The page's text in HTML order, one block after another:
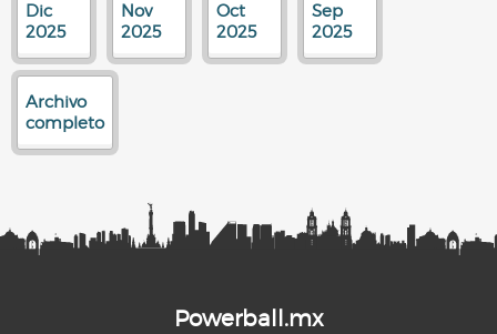
Dic
2025
Nov
2025
Oct
2025
Sep
2025
Archivo
completo
Powerball.mx